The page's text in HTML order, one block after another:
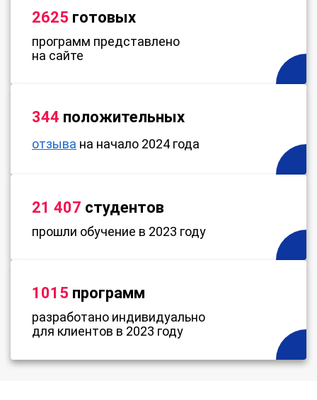
2625 готовых
программ представлено
на сайте
344 положительных
отзыва на начало 2024 года
21 407 студентов
прошли обучение в 2023 году
1015 программ
разработано индивидуально
для клиентов в 2023 году